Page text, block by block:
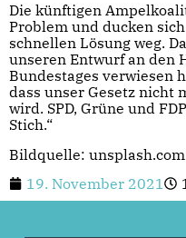
Die künftigen
Problem und ducken
schnellen Lösung weg.
unseren Entwurf an den
Bundestages verwiesen
dass unser Gesetz nicht
wird. SPD, Grüne und
Stich.“
Bildquelle: unsplash.com
19. November 2021